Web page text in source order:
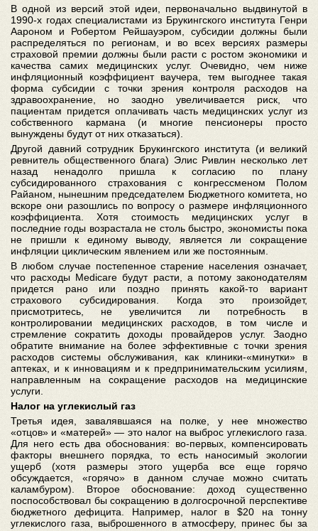
В одной из версий этой идеи, первоначально выдвинутой в
1990-х годах специалистами из Брукингского института Генри
Аароном и Робертом Рейшауэром, субсидии должны были
распределяться по регионам, и во всех версиях размеры
страховой премии должны были расти с ростом экономики и
качества самих медицинских услуг. Очевидно, чем ниже
инфляционный коэффициент ваучера, тем выгоднее такая
форма субсидии с точки зрения контроля расходов на
здравоохранение, но заодно увеличивается риск, что
пациентам придется оплачивать часть медицинских услуг из
собственного кармана (и многие пенсионеры просто
вынуждены будут от них отказаться).
Другой давний сотрудник Брукингского института (и великий
ревнитель общественного блага) Элис Ривлин несколько лет
назад ненадолго пришла к согласию по плану
субсидированного страхования с конгрессменом Полом
Райаном, нынешним председателем Бюджетного комитета, но
вскоре они разошлись по вопросу о размере инфляционного
коэффициента. Хотя стоимость медицинских услуг в
последние годы возрастала не столь быстро, экономисты пока
не пришли к единому выводу, является ли сокращение
инфляции циклическим явлением или же постоянным.
В любом случае постепенное старение населения означает,
что расходы Medicare будут расти, а потому законодателям
придется рано или поздно принять какой-то вариант
страхового субсидирования. Когда это произойдет,
присмотритесь, не увеличится ли потребность в
контролировании медицинских расходов, в том числе и
стремление сократить доходы провайдеров услуг. Заодно
обратите внимание на более эффективные с точки зрения
расходов системы обслуживания, как клиники-«минутки» в
аптеках, и к инновациям и к предпринимательским усилиям,
направленным на сокращение расходов на медицинские
услуги.
Налог на углекислый газ
Третья идея, завалявшаяся на полке, у нее множество
«отцов» и «матерей» — это налог на выброс углекислого газа.
Для него есть два обоснования: во-первых, компенсировать
факторы внешнего порядка, то есть наносимый экологии
ущерб (хотя размеры этого ущерба все еще горячо
обсуждается, «горячо» в данном случае можно считать
каламбуром). Второе обоснование: доход существенно
поспособствовал бы сокращению в долгосрочной перспективе
бюджетного дефицита. Например, налог в $20 на тонну
углекислого газа, выброшенного в атмосферу, принес бы за